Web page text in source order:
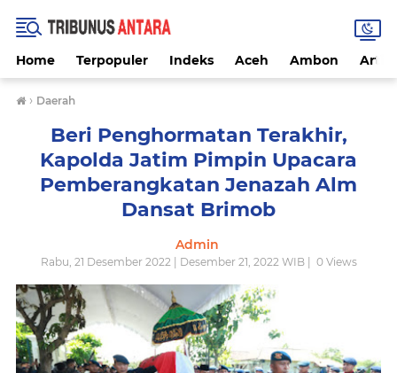
Home Terpopuler Indeks Aceh Ambon
› Daerah
Beri Penghormatan Terakhir,
Kapolda Jatim Pimpin Upacara
Pemberangkatan Jenazah Alm
Dansat Brimob
Admin
Rabu, 21 Desember 2022 | Desember 21, 2022 WIB | 0Views